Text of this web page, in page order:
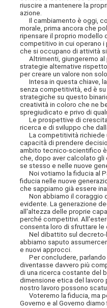
riuscire a mantenere la
azione.
Il cambiamento è oggi,
morale, prima ancora che
ripensare il proprio modello
competitivo in cui operano i
che si occupano di attività
Altrimenti, giungeremo al
strategie alternative
per creare un valore non
Intesa in questa chiave, la
senza competitività, ed è
strategiche su questo
creatività in coloro che ne
spregiudicato e privo di
Le prospettive di crescita
ricerca e di sviluppo che
La competitività richiede
capacità di prendere
ambito tecnico-scientifico è
che, dopo aver calcolato gli
se stesso e nelle nuove
Noi votiamo la fiducia al
fiducia nelle nuove
che sappiamo già essere
Non abbiamo il coraggio
evidente. La generazione
all'altezza delle proprie
perché competitivi.
consenta loro di sfruttare le
Nel dibattito sul decreto-
abbiamo saputo
e nuovi approcci.
Per concludere, parlando
diventasse davvero più
di una ricerca costante del
dimensione etica del
nostro lavoro possono
Voteremo la fiducia, ma
Governo e al Governo